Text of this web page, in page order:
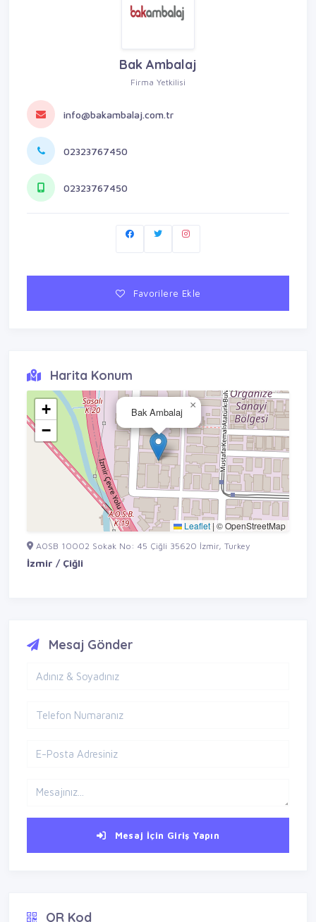
Bak Ambalaj
Firma Yetkilisi
info@bakambalaj.com.tr
02323767450
02323767450
Favorilere Ekle
Harita Konum
Bak Ambalaj
×
+
−
Leaflet | © OpenStreetMap
AOSB 10002 Sokak No: 45 Çiğli 35620 İzmir, Turkey
İzmir / Çiğli
Mesaj Gönder
Mesaj İçin Giriş Yapın
QR Kod